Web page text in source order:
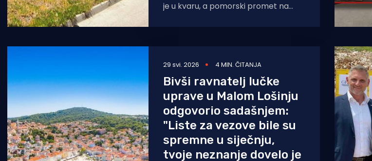
je u kvaru, a pomorski promet na
objavila je gradonačelnica
29 svi. 2026 4 MIN. ČITANJA
Bivši ravnatelj lučke
uprave u Malom Lošinju
odgovorio sadašnjem:
"Liste za vezove bile su
spremne u siječnju,
tvoje neznanje dovelo je